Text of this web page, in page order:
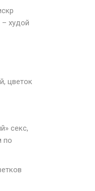
худой
цветок
секс,
по